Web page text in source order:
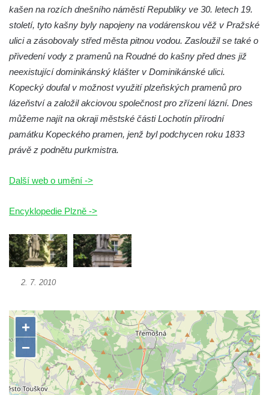
Socha S tebou v parku na Senovážném
náměstí v Českých Budějovicích
Socha Tornádo v parku na Senovážném
náměstí v Českých Budějovicích
Sousoší Humanoidi na Lannově třídě v
Českých Budějovicích
Pomník Vojtěcha Adalberta Lanny v parku
Na Sadech v Českých Budějovicích
Socha Mateřství v parku Na Sadech v
Památník Otokara Mokrého v parku Na
Sadech v Českých Budějovicích
Socha Civilizovaní na Husově třídě v
Českých Budějovicích
Socha svatého Jana Nepomuckého Na
Sadech u Mlýnské stoky v Českých
Budějovicích
kašen na rozích dnešního náměstí Republiky ve 30. letech 19.
století, tyto kašny byly napojeny na vodárenskou věž v Pražské
ulici a zásobovaly střed města pitnou vodou. Zasloužil se také o
přivedení vody z pramenů na Roudné do kašny před dnes již
neexistující dominikánský klášter v Dominikánské ulici.
Kopecký doufal v možnost využití plzeňských pramenů pro
lázeňství a založil akciovou společnost pro zřízení lázní. Dnes
můžeme najít na okraji městské části Lochotín přírodní
památku Kopeckého pramen, jenž byl podchycen roku 1833
právě z podnětu purkmistra.
Další web o umění ->
Encyklopedie Plzně ->
2. 7. 2010